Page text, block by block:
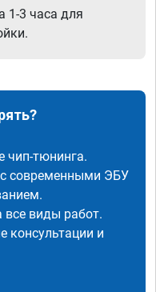
1-3 часа для
чип-тюнинга.
современными ЭБУ
все виды работ.
консультации и